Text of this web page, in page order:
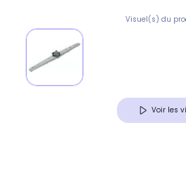
Visuel(s) du
Voir les